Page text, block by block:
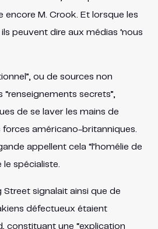
encore M. Crook. Et lorsque les
peuvent dire aux médias ‘nous
ou de sources non
secrets”,
de se laver les mains de
américano-britanniques.
appellent cela “l’homélie de
le spécialiste.
Street signalait ainsi que de
défectueux étaient
constituant une “explication